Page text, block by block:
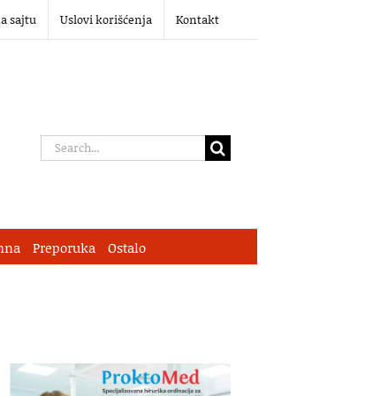
sajtu Uslovi korišćenja Kontakt
Search
Preporuka Ostalo